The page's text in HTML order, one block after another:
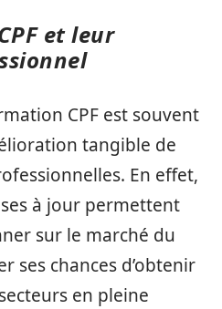
et leur
CPF est souvent
tangible de
En effet,
à jour permettent
sur le marché du
ses chances d’obtenir
en pleine